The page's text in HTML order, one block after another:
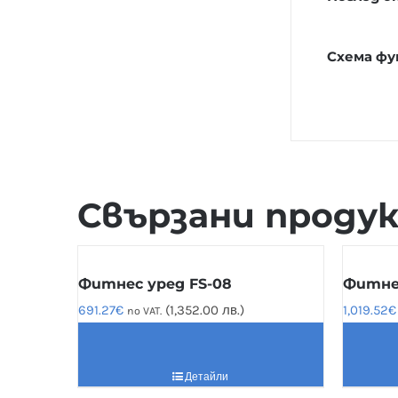
Схема
Свързани
Фитнес уред FS-08
691.27€ no VAT. (1,352.00 лв.)
Детайли
1,019.52€